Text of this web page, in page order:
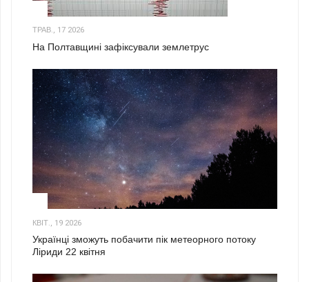
ТРАВ., 17 2026
На Полтавщині зафіксували землетрус
КВІТ., 19 2026
Українці зможуть побачити пік метеорного потоку
Ліриди 22 квітня